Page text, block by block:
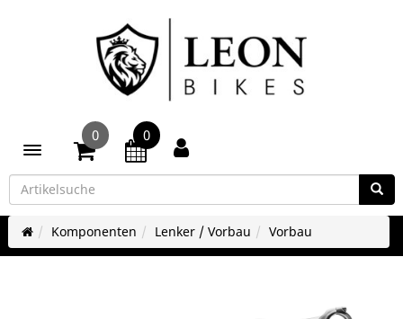
Toggle navigation
0 0
Komponenten Lenker / Vorbau Vorbau